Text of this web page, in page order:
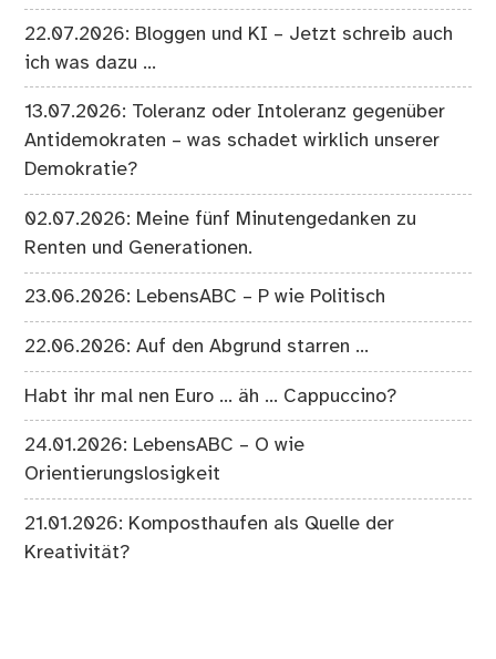
22.07.2026: Bloggen und KI – Jetzt schreib auch
ich was dazu …
13.07.2026: Toleranz oder Intoleranz gegenüber
Antidemokraten – was schadet wirklich unserer
Demokratie?
02.07.2026: Meine fünf Minutengedanken zu
Renten und Generationen.
23.06.2026: LebensABC – P wie Politisch
22.06.2026: Auf den Abgrund starren …
Habt ihr mal nen Euro … äh … Cappuccino?
24.01.2026: LebensABC – O wie
Orientierungslosigkeit
21.01.2026: Komposthaufen als Quelle der
Kreativität?